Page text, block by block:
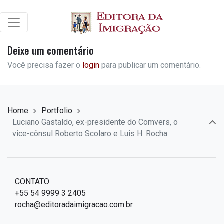
Deixe um comentário
Você precisa fazer o login para publicar um comentário.
Home
Portfolio
Luciano Gastaldo, ex-presidente do Comvers, o
vice-cônsul Roberto Scolaro e Luis H. Rocha
CONTATO
+55 54 9999 3 2405
rocha@editoradaimigracao.com.br